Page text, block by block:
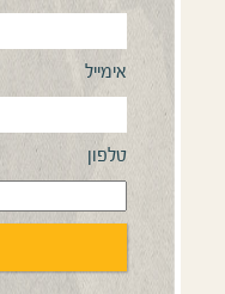
אימייל
טלפון